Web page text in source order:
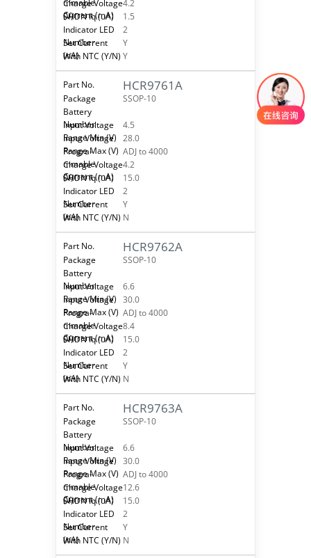
4.2
1.5
2
Y
Y
HCR9761A
SSOP-10
4.5
28.0
ADJ to 4000
4.2
15.0
2
Y
N
HCR9762A
SSOP-10
6.6
30.0
ADJ to 4000
8.4
15.0
2
Y
N
HCR9763A
SSOP-10
6.6
30.0
ADJ to 4000
12.6
15.0
2
Y
N